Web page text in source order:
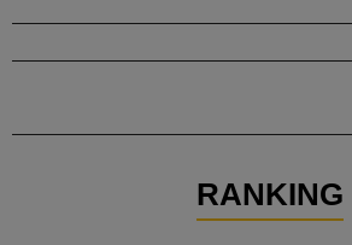
RANKING